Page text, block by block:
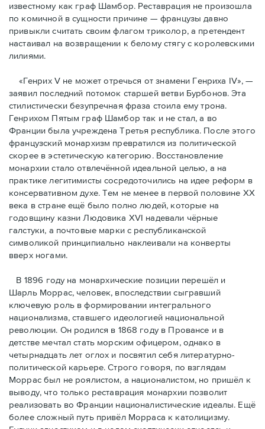
известному как граф Шамбор. Реставрация не произошла
по комичной в сущности причине — французы давно
привыкли считать своим флагoм триколор, а претендент
настаивал на возвращении к белому стягу с королевскими
лилиями.
«Генрих V не может отречься от знамени Генриха IV», —
заявил последний потомок старшей ветви Бурбонов. Эта
стилистически безупречная фраза стоила ему трона.
Генрихом Пятым граф Шамбор так и не стал, а во
Франции была учреждена Третья республика. После этого
французский монархизм превратился из политической
скорее в эстетическую категорию. Восстановление
монархии стало отвлечённой идеальной целью, а на
практике легитимисты сосредоточились на идее реформ в
консервативном духе. Тем не менее в первой половине ХХ
века в стране ещё было полно людей, которые на
годовщину казни Людовика XVI надевали чёрные
галстуки, а почтовые марки с республиканской
символикой принципиально наклеивали на конверты
вверх ногами.
В 1896 году на монархические позиции перешёл и
Шарль Моррас, человек, впоследствии сыгравший
ключевую роль в формировании интегрального
национализма, ставшего идеологией национальной
революции. Он родился в 1868 году в Провансе и в
детстве мечтал стать морским офицером, однако в
четырнадцать лет оглох и посвятил себя литературно-
политической карьере. Строго говоря, по взглядам
Моррас был не роялистом, а националистом, но пришёл к
выводу, что только реставрация монархии позволит
реализовать во Франции националистические идеалы. Ещё
более сложный путь привёл Морраса к католицизму.